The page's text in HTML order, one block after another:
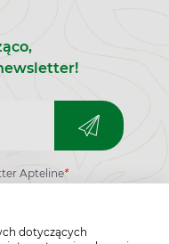
dotyczących
Apteline*